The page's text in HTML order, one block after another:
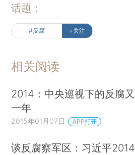
话题：
#反腐 +关注
相关阅读
2014：中央巡视下的反腐又
一年
2015年01月07日 APP打开
谈反腐察军区：习近平